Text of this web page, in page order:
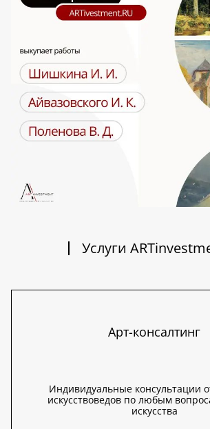
Услуги
Арт-консалтинг
Индивидуальные консультации
искусствоведов по любым
искусства